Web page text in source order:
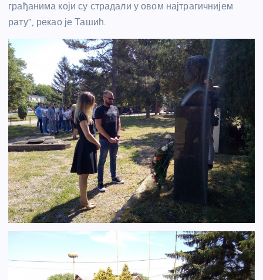
грађанима који су страдали у овом најтрагичнијем
рату”, рекао је Ташић.